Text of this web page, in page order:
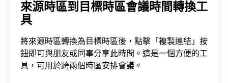
來源時區到目標時區會議時間轉換工
具
將來源時區轉換為目標時區後，點擊「複製連結」按
鈕即可與朋友或同事分享此時間。這是一個方便的工
具，可用於跨兩個時區安排會議。